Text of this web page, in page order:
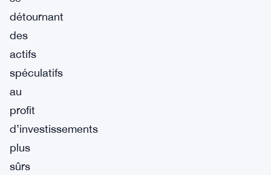
détournant
des
actifs
spéculatifs
au
profit
d’investissements
plus
sûrs